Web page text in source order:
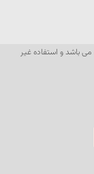
می باشد و استفاده غیر